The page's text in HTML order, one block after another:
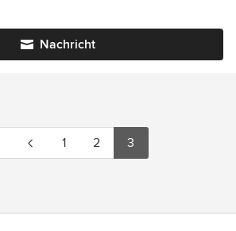
Nachricht
1 2 3